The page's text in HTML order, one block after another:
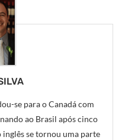
se para o Canadá com
ao Brasil após cinco
inglês se tornou uma parte